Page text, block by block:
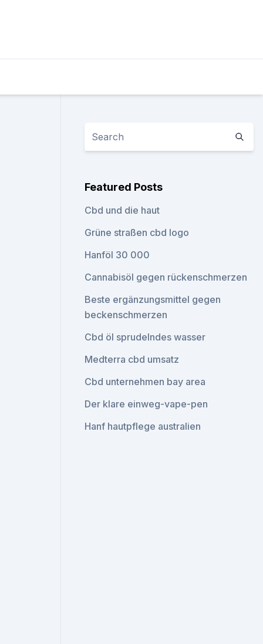
Featured Posts
Cbd und die haut
Grüne straßen cbd logo
Hanföl 30 000
Cannabisöl gegen rückenschmerzen
Beste ergänzungsmittel gegen
beckenschmerzen
Cbd öl sprudelndes wasser
Medterra cbd umsatz
Cbd unternehmen bay area
Der klare einweg-vape-pen
Hanf hautpflege australien